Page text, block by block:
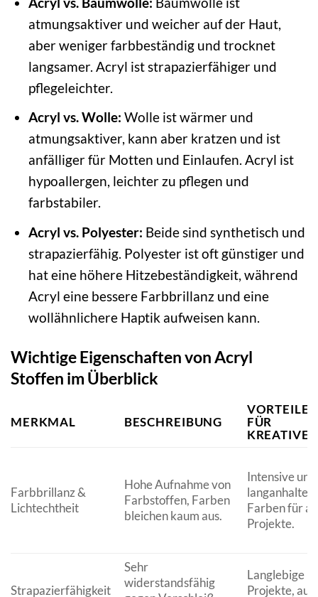
atmungsaktiver und weicher auf der Haut,
aber weniger farbbeständig und trocknet
langsamer. Acryl ist strapazierfähiger und
pflegeleichter.
Acryl vs. Wolle: Wolle ist wärmer und
atmungsaktiver, kann aber kratzen und ist
anfälliger für Motten und Einlaufen. Acryl ist
hypoallergen, leichter zu pflegen und
farbstabiler.
Acryl vs. Polyester: Beide sind synthetisch und
strapazierfähig. Polyester ist oft günstiger und
hat eine höhere Hitzebeständigkeit, während
Acryl eine bessere Farbbrillanz und eine
wollähnlichere Haptik aufweisen kann.
Wichtige Eigenschaften von Acryl
Stoffen im Überblick
MERKMAL BESCHREIBUNG
VORTEILE
FÜR
KREATIVE
Farbbrillanz &
Lichtechtheit
Hohe Aufnahme von
Farbstoffen, Farben
bleichen kaum aus.
Intensive und
Farben für
Projekte.
Strapazierfähigkeit
Sehr
widerstandsfähig
Langlebige
Projekte,